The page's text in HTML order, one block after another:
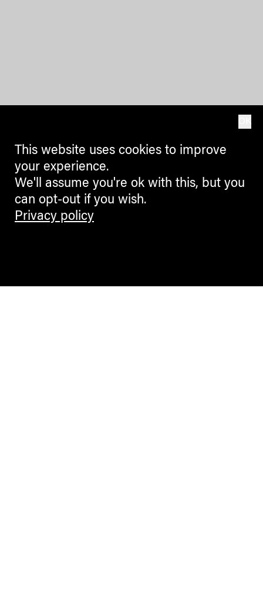
This website uses cookies to improve
your experience.
We'll assume you're ok with this, but you
can opt-out if you wish.
Privacy policy